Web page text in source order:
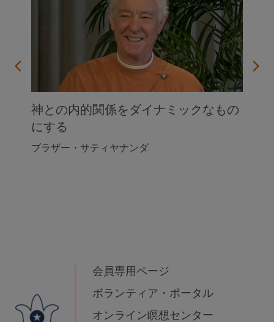
神との内的関係をダイナミックなもの
にする
ブラザー・サティヤナンダ
会員専用ページ
ボランティア・ポータル
オンライン瞑想センター